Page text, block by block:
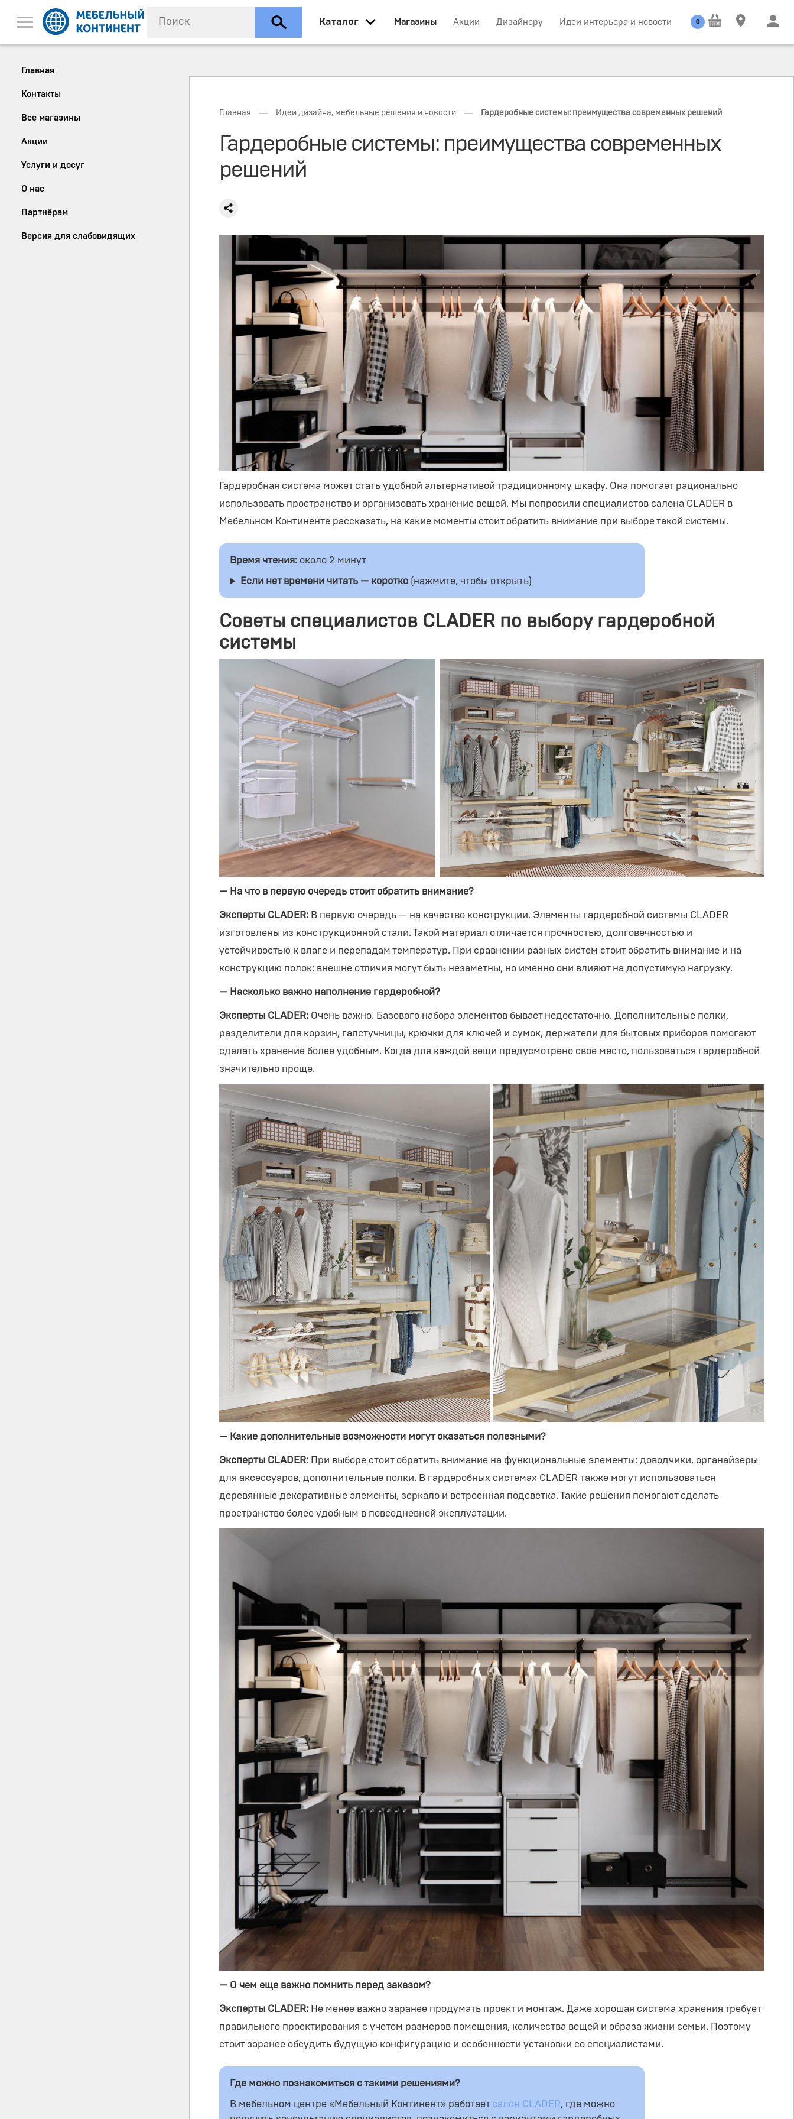
Каталог Магазины Акции Дизайнеру Идеи интерьера и новости 0
Главная — Идеи дизайна, мебельные решения и новости — Гардеробные системы: преимущества современных решений
Гардеробные системы: преимущества современных
решений
Гардеробная система может стать удобной альтернативой традиционному шкафу. Она помогает рационально
использовать пространство и организовать хранение вещей. Мы попросили специалистов салона CLADER в
Мебельном Континенте рассказать, на какие моменты стоит обратить внимание при выборе такой системы.
Время чтения: около 2 минут
Если нет времени читать — коротко (нажмите, чтобы открыть)
Советы специалистов CLADER по выбору гардеробной
системы
— На что в первую очередь стоит обратить внимание?
Эксперты CLADER: В первую очередь — на качество конструкции. Элементы гардеробной системы CLADER
изготовлены из конструкционной стали. Такой материал отличается прочностью, долговечностью и
устойчивостью к влаге и перепадам температур. При сравнении разных систем стоит обратить внимание и на
конструкцию полок: внешне отличия могут быть незаметны, но именно они влияют на допустимую нагрузку.
— Насколько важно наполнение гардеробной?
Эксперты CLADER: Очень важно. Базового набора элементов бывает недостаточно. Дополнительные полки,
разделители для корзин, галстучницы, крючки для ключей и сумок, держатели для бытовых приборов помогают
сделать хранение более удобным. Когда для каждой вещи предусмотрено свое место, пользоваться гардеробной
значительно проще.
— Какие дополнительные возможности могут оказаться полезными?
Эксперты CLADER: При выборе стоит обратить внимание на функциональные элементы: доводчики, органайзеры
для аксессуаров, дополнительные полки. В гардеробных системах CLADER также могут использоваться
деревянные декоративные элементы, зеркало и встроенная подсветка. Такие решения помогают сделать
пространство более удобным в повседневной эксплуатации.
— О чем еще важно помнить перед заказом?
Эксперты CLADER: Не менее важно заранее продумать проект и монтаж. Даже хорошая система хранения требует
правильного проектирования с учетом размеров помещения, количества вещей и образа жизни семьи. Поэтому
стоит заранее обсудить будущую конфигурацию и особенности установки со специалистами.
Где можно познакомиться с такими решениями?
В мебельном центре «Мебельный Континент» работает салон CLADER, где можно
Главная
Контакты
Все магазины
Акции
Услуги и досуг
О нас
Партнёрам
Версия для слабовидящих